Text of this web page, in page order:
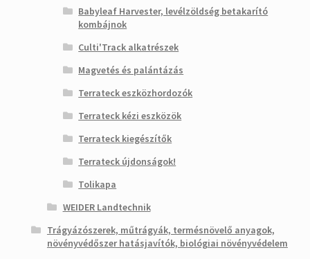
Babyleaf Harvester, levélzöldség betakarító
kombájnok
Culti'Track alkatrészek
Magvetés és palántázás
Terrateck eszközhordozók
Terrateck kézi eszközök
Terrateck kiegészítők
Terrateck újdonságok!
Tolikapa
WEIDER Landtechnik
Trágyázószerek, műtrágyák, termésnövelő anyagok,
növényvédőszer hatásjavítók, biológiai növényvédelem